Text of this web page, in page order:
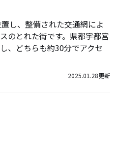
し、整備された交通網によ
のとれた街です。県都宇都宮
、どちらも約30分でアクセ
2025.01.28更新